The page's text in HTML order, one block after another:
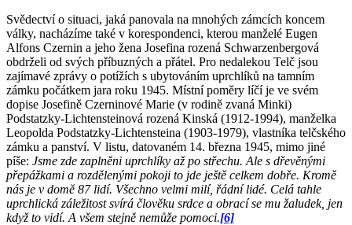
Svědectví o situaci, jaká panovala na mnohých zámcích koncem
války, nacházíme také v korespondenci, kterou manželé Eugen
Alfons Czernin a jeho žena Josefina rozená Schwarzenbergová
obdrželi od svých příbuzných a přátel. Pro nedalekou Telč jsou
zajímavé zprávy o potížích s ubytováním uprchlíků na tamním
zámku počátkem jara roku 1945. Místní poměry líčí je ve svém
dopise Josefině Czerninové Marie (v rodině zvaná Minki)
Podstatzky-Lichtensteinová rozená Kinská (1912-1994), manželka
Leopolda Podstatzky-Lichtensteina (1903-1979), vlastníka telčského
zámku a panství. V listu, datovaném 14. března 1945, mimo jiné
píše: Jsme zde zaplněni uprchlíky až po střechu. Ale s dřevěnými
přepážkami a rozdělenými pokoji to jde ještě celkem dobře. Kromě
nás je v domě 87 lidí. Všechno velmi milí, řádní lidé. Celá tahle
uprchlická záležitost svírá člověku srdce a obrací se mu žaludek, jen
když to vidí. A všem stejně nemůže pomoci.[6]